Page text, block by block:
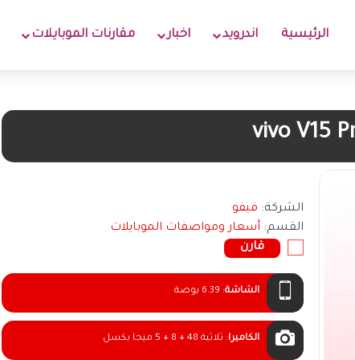
الرئيسية اندرويد اخبار مقارنات الموبايلات
vivo V15
الشركة: فيفو
القسم: أسعار ومواصفات الموبايلات
قارن
الشاشة: 6.39 بوصة
الكاميرا: ثلاثية 48 + 8 + 5 ميجا بكسل